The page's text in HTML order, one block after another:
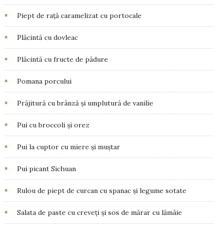
Piept de rață caramelizat cu portocale
Plăcintă cu dovleac
Plăcintă cu fructe de pădure
Pomana porcului
Prăjitură cu brânză și umplutură de vanilie
Pui cu broccoli și orez
Pui la cuptor cu miere și muștar
Pui picant Sichuan
Rulou de piept de curcan cu spanac și legume sotate
Salata de paste cu creveți și sos de mărar cu lămâie